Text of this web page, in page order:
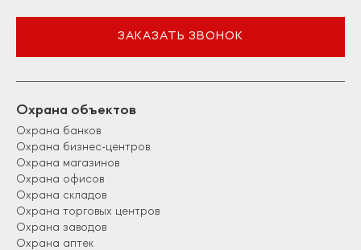
ЗАКАЗАТЬ ЗВОНОК
Охрана объектов
Охрана банков
Охрана бизнес-центров
Охрана магазинов
Охрана офисов
Охрана складов
Охрана торговых центров
Охрана заводов
Охрана аптек